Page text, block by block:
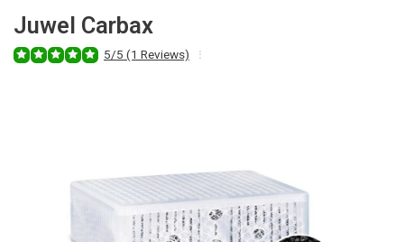
Juwel Carbax
5/5 (1 Reviews)